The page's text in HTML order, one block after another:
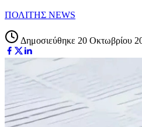
ΠΟΛΙΤΗΣ NEWS
Δημοσιεύθηκε 20 Οκτωβρίου